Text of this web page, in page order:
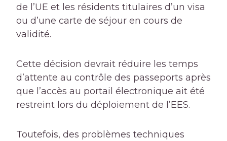
de l’UE et les résidents titulaires d’un visa
ou d’une carte de séjour en cours de
validité.
Cette décision devrait réduire les temps
d’attente au contrôle des passeports après
que l’accès au portail électronique ait été
restreint lors du déploiement de l’EES.
Toutefois, des problèmes techniques